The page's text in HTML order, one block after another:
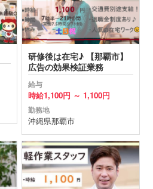
研修後は在宅♪ 【那覇市】
広告の効果検証業務
給与
時給1,100円 ～ 1,100円
勤務地
沖縄県那覇市